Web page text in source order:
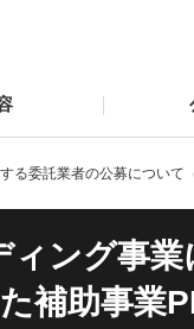
る委託業者の公募について
ング事
補助事業